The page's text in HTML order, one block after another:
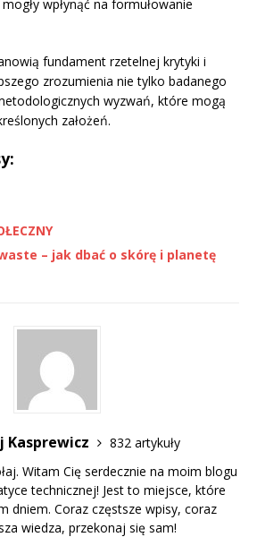
wpłynąć na formułowanie
fundament rzetelnej krytyki i
zrozumienia nie tylko badanego
wyzwań, które mogą
założeń.
– jak dbać o skórę i planetę
Kasprewicz
832 artykuły
Witam Cię serdecznie na moim blogu
technicznej! Jest to miejsce, które
dniem. Coraz częstsze wpisy, coraz
wiedza, przekonaj się sam!